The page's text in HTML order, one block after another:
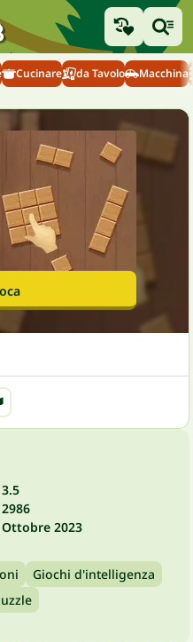
Cucinare da Tavolo Macchina
3.5
2986
Ottobre 2023
Giochi d'intelligenza